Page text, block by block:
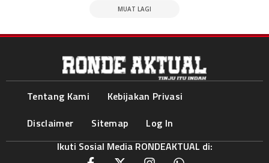
MUAT LAGI
Tentang Kami
Kebijakan Privasi
Disclaimer
Sitemap
Log In
Ikuti Sosial Media RONDEAKTUAL di: